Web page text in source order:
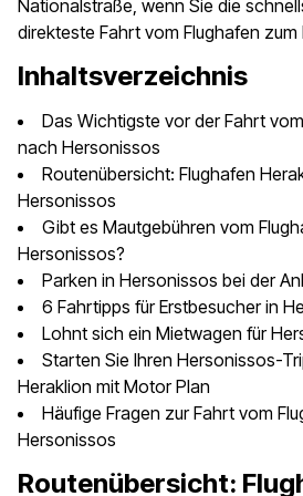
Nationalstraße, wenn Sie die
direkteste Fahrt vom Flughafen
Inhaltsverzeichnis
Das Wichtigste vor der Fahrt
nach Hersonissos
Routenübersicht: Flughafen
Hersonissos
Gibt es Mautgebühren vom
Hersonissos?
Parken in Hersonissos bei der
6 Fahrtipps für Erstbesucher in
Lohnt sich ein Mietwagen für
Starten Sie Ihren Hersonissos-
Heraklion mit Motor Plan
Häufige Fragen zur Fahrt vom
Hersonissos
Routenübersicht: